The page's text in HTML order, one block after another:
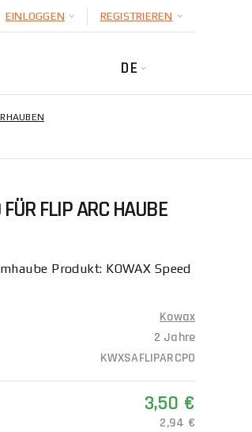
EINLOGGEN REGISTRIEREN
DE
FLIP ARC HAUBE (
Produkt: KOWAX Speed
Kowax
2 Jahre
KWXSAFLIPARCPO
3,50 €
2,94 €